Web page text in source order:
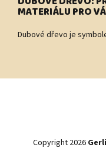
MATERIÁLU PRO
Dubové dřevo je
Copyright 2026